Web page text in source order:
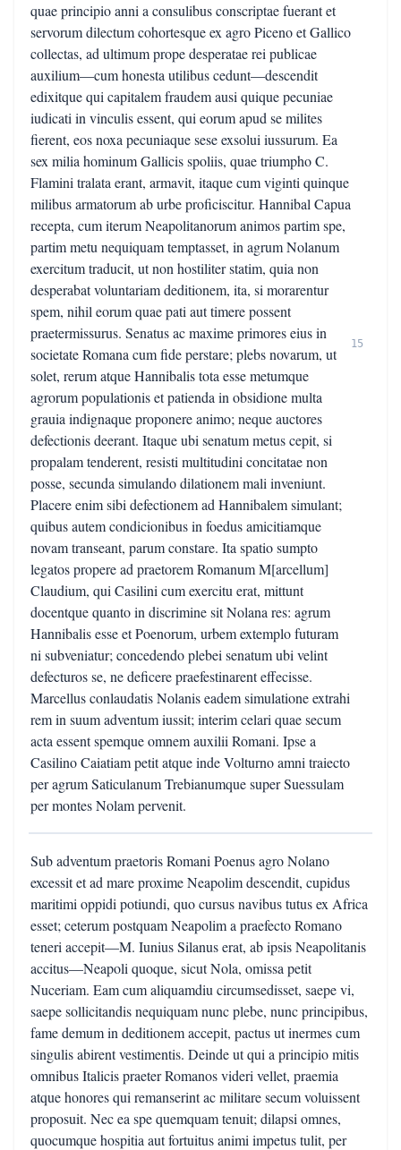
quae principio anni a consulibus conscriptae fuerant et
servorum dilectum cohortesque ex agro Piceno et Gallico
collectas, ad ultimum prope desperatae rei publicae
auxilium—cum honesta utilibus cedunt—descendit
edixitque qui capitalem fraudem ausi quique pecuniae
iudicati in vinculis essent, qui eorum apud se milites
fierent, eos noxa pecuniaque sese exsolui iussurum. Ea
sex milia hominum Gallicis spoliis, quae triumpho C.
Flamini tralata erant, armavit, itaque cum viginti quinque
milibus armatorum ab urbe proficiscitur. Hannibal Capua
recepta, cum iterum Neapolitanorum animos partim spe,
partim metu nequiquam temptasset, in agrum Nolanum
exercitum traducit, ut non hostiliter statim, quia non
desperabat voluntariam deditionem, ita, si morarentur
spem, nihil eorum quae pati aut timere possent
praetermissurus. Senatus ac maxime primores eius in
societate Romana cum fide perstare; plebs novarum, ut
solet, rerum atque Hannibalis tota esse metumque
agrorum populationis et patienda in obsidione multa
grauia indignaque proponere animo; neque auctores
defectionis deerant. Itaque ubi senatum metus cepit, si
propalam tenderent, resisti multitudini concitatae non
posse, secunda simulando dilationem mali inveniunt.
Placere enim sibi defectionem ad Hannibalem simulant;
quibus autem condicionibus in foedus amicitiamque
novam transeant, parum constare. Ita spatio sumpto
legatos propere ad praetorem Romanum M[arcellum]
Claudium, qui Casilini cum exercitu erat, mittunt
docentque quanto in discrimine sit Nolana res: agrum
Hannibalis esse et Poenorum, urbem extemplo futuram
ni subveniatur; concedendo plebei senatum ubi velint
defecturos se, ne deficere praefestinarent effecisse.
Marcellus conlaudatis Nolanis eadem simulatione extrahi
rem in suum adventum iussit; interim celari quae secum
acta essent spemque omnem auxilii Romani. Ipse a
Casilino Caiatiam petit atque inde Volturno amni traiecto
per agrum Saticulanum Trebianumque super Suessulam
per montes Nolam pervenit.
15
Sub adventum praetoris Romani Poenus agro Nolano
excessit et ad mare proxime Neapolim descendit, cupidus
maritimi oppidi potiundi, quo cursus navibus tutus ex Africa
esset; ceterum postquam Neapolim a praefecto Romano
teneri accepit—M. Iunius Silanus erat, ab ipsis Neapolitanis
accitus—Neapoli quoque, sicut Nola, omissa petit
Nuceriam. Eam cum aliquamdiu circumsedisset, saepe vi,
saepe sollicitandis nequiquam nunc plebe, nunc principibus,
fame demum in deditionem accepit, pactus ut inermes cum
singulis abirent vestimentis. Deinde ut qui a principio mitis
omnibus Italicis praeter Romanos videri vellet, praemia
atque honores qui remanserint ac militare secum voluissent
proposuit. Nec ea spe quemquam tenuit; dilapsi omnes,
quocumque hospitia aut fortuitus animi impetus tulit, per